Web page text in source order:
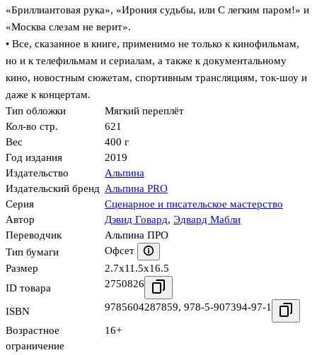
«Бриллиантовая рука», «Ирония судьбы, или С легким паром!» и
«Москва слезам не верит».
• Все, сказанное в книге, применимо не только к кинофильмам,
но и к телефильмам и сериалам, а также к документальному
кино, новостным сюжетам, спортивным трансляциям, ток-шоу и
даже к концертам.
Тип обложки
Мягкий переплёт
Кол-во стр.
621
Вес
400 г
Год издания
2019
Издательство
Альпина
Издательский бренд Альпина PRO
Серия
Сценарное и писательское мастерство
Автор
Дэвид Говард, Эдвард Мабли
Переводчик
Альпина ПРО
Тип бумаги
Офсет
Размер
2.7x11.5x16.5
ID товара
2750826
ISBN 9785604287859, 978-5-907394-97-1
Возрастное
ограничение
16+